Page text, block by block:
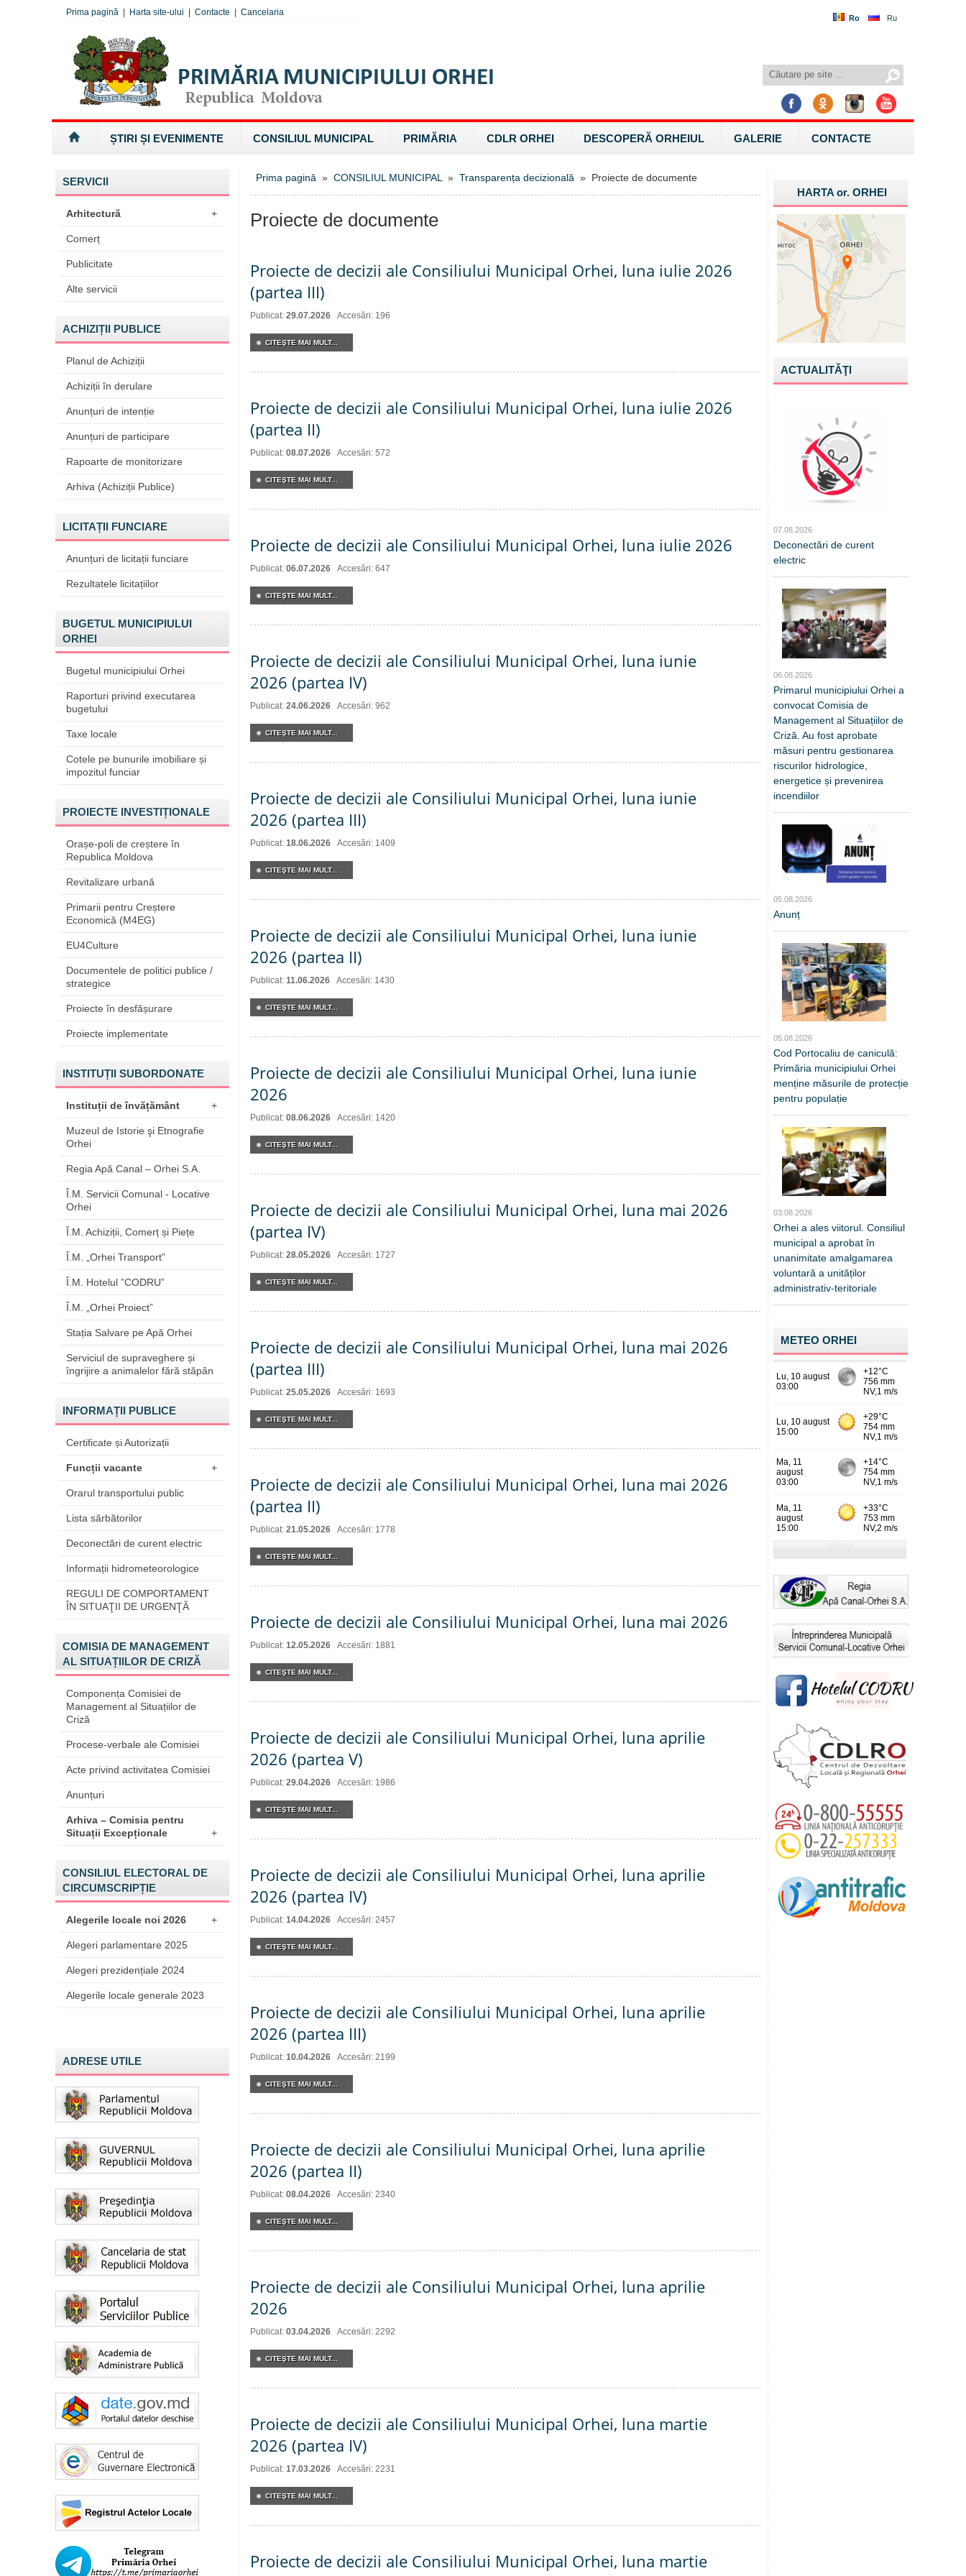
Ro Ru
Prima pagină Harta site-ului Contacte Cancelaria
ȘTIRI ȘI EVENIMENTE CONSILIUL MUNICIPAL PRIMĂRIA CDLR ORHEI DESCOPERĂ ORHEIUL GALERIE CONTACTE
SERVICII
Arhitectură +
Comerț
Publicitate
Alte servicii
ACHIZIȚII PUBLICE
Planul de Achiziții
Achiziții în derulare
Anunțuri de intenție
Anunțuri de participare
Rapoarte de monitorizare
Arhiva (Achiziții Publice)
LICITAȚII FUNCIARE
Anunțuri de licitații funciare
Rezultatele licitațiilor
BUGETUL MUNICIPIULUI
ORHEI
Bugetul municipiului Orhei
Raporturi privind executarea
bugetului
Taxe locale
Cotele pe bunurile imobiliare și
impozitul funciar
PROIECTE INVESTIȚIONALE
Orașe-poli de creștere în
Republica Moldova
Revitalizare urbană
Primarii pentru Creștere
Economică (M4EG)
EU4Culture
Documentele de politici publice /
strategice
Proiecte în desfășurare
Proiecte implementate
INSTITUȚII SUBORDONATE
Instituții de învățământ +
Muzeul de Istorie şi Etnografie
Orhei
Regia Apă Canal – Orhei S.A.
Î.M. Servicii Comunal - Locative
Orhei
Î.M. Achiziții, Comerț și Piețe
Î.M. „Orhei Transport”
Î.M. Hotelul ”CODRU”
Î.M. „Orhei Proiect”
Stația Salvare pe Apă Orhei
Serviciul de supraveghere și
îngrijire a animalelor fără stăpân
INFORMAȚII PUBLICE
Certificate și Autorizații
Funcții vacante +
Orarul transportului public
Lista sărbătorilor
Deconectări de curent electric
Informații hidrometeorologice
REGULI DE COMPORTAMENT
ÎN SITUAŢII DE URGENŢĂ
COMISIA DE MANAGEMENT
AL SITUAȚIILOR DE CRIZĂ
Componența Comisiei de
Management al Situațiilor de
Criză
Procese-verbale ale Comisiei
Acte privind activitatea Comisiei
Anunțuri
Arhiva – Comisia pentru
Situații Excepționale
+
CONSILIUL ELECTORAL DE
CIRCUMSCRIPȚIE
Alegerile locale noi 2026 +
Alegeri parlamentare 2025
Alegeri prezidențiale 2024
Alegerile locale generale 2023
ADRESE UTILE
Prima pagină » CONSILIUL MUNICIPAL » Transparența decizională » Proiecte de documente
Proiecte de documente
Proiecte de decizii ale Consiliului Municipal Orhei, luna iulie 2026
(partea III)
Publicat: 29.07.2026 Accesări: 196
CITEŞTE MAI MULT...
Proiecte de decizii ale Consiliului Municipal Orhei, luna iulie 2026
(partea II)
Publicat: 08.07.2026 Accesări: 572
CITEŞTE MAI MULT...
Proiecte de decizii ale Consiliului Municipal Orhei, luna iulie 2026
Publicat: 06.07.2026 Accesări: 647
CITEŞTE MAI MULT...
Proiecte de decizii ale Consiliului Municipal Orhei, luna iunie
2026 (partea IV)
Publicat: 24.06.2026 Accesări: 962
CITEŞTE MAI MULT...
Proiecte de decizii ale Consiliului Municipal Orhei, luna iunie
2026 (partea III)
Publicat: 18.06.2026 Accesări: 1409
CITEŞTE MAI MULT...
Proiecte de decizii ale Consiliului Municipal Orhei, luna iunie
2026 (partea II)
Publicat: 11.06.2026 Accesări: 1430
CITEŞTE MAI MULT...
Proiecte de decizii ale Consiliului Municipal Orhei, luna iunie
2026
Publicat: 08.06.2026 Accesări: 1420
CITEŞTE MAI MULT...
Proiecte de decizii ale Consiliului Municipal Orhei, luna mai 2026
(partea IV)
Publicat: 28.05.2026 Accesări: 1727
CITEŞTE MAI MULT...
Proiecte de decizii ale Consiliului Municipal Orhei, luna mai 2026
(partea III)
Publicat: 25.05.2026 Accesări: 1693
CITEŞTE MAI MULT...
Proiecte de decizii ale Consiliului Municipal Orhei, luna mai 2026
(partea II)
Publicat: 21.05.2026 Accesări: 1778
CITEŞTE MAI MULT...
Proiecte de decizii ale Consiliului Municipal Orhei, luna mai 2026
Publicat: 12.05.2026 Accesări: 1881
CITEŞTE MAI MULT...
Proiecte de decizii ale Consiliului Municipal Orhei, luna aprilie
2026 (partea V)
Publicat: 29.04.2026 Accesări: 1986
CITEŞTE MAI MULT...
Proiecte de decizii ale Consiliului Municipal Orhei, luna aprilie
2026 (partea IV)
Publicat: 14.04.2026 Accesări: 2457
CITEŞTE MAI MULT...
Proiecte de decizii ale Consiliului Municipal Orhei, luna aprilie
2026 (partea III)
Publicat: 10.04.2026 Accesări: 2199
CITEŞTE MAI MULT...
Proiecte de decizii ale Consiliului Municipal Orhei, luna aprilie
2026 (partea II)
Publicat: 08.04.2026 Accesări: 2340
CITEŞTE MAI MULT...
Proiecte de decizii ale Consiliului Municipal Orhei, luna aprilie
2026
Publicat: 03.04.2026 Accesări: 2292
CITEŞTE MAI MULT...
Proiecte de decizii ale Consiliului Municipal Orhei, luna martie
2026 (partea IV)
Publicat: 17.03.2026 Accesări: 2231
CITEŞTE MAI MULT...
Proiecte de decizii ale Consiliului Municipal Orhei, luna martie
HARTA or.ORHEI
ACTUALITĂŢI
07.08.2026
Deconectări de curent
electric
06.08.2026
Primarul municipiului Orhei a
convocat Comisia de
Management al Situațiilor de
Criză. Au fost aprobate
măsuri pentru gestionarea
riscurilor hidrologice,
energetice și prevenirea
incendiilor
05.08.2026
Anunț
05.08.2026
Cod Portocaliu de caniculă:
Primăria municipiului Orhei
menține măsurile de protecție
pentru populație
03.08.2026
Orhei a ales viitorul. Consiliul
municipal a aprobat în
unanimitate amalgamarea
voluntară a unităților
administrativ-teritoriale
METEO ORHEI